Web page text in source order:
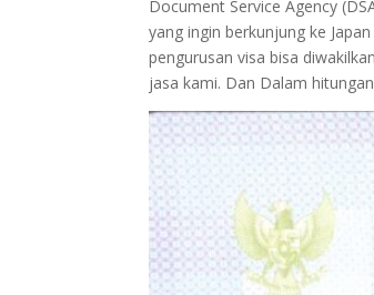
Document Service Agency
yang ingin berkunjung ke
pengurusan visa bisa
jasa kami. Dan Dalam